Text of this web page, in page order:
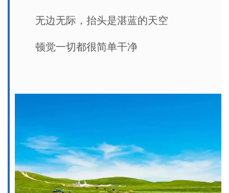
无边无际，抬头是湛蓝的天空
顿觉一切都很简单干净